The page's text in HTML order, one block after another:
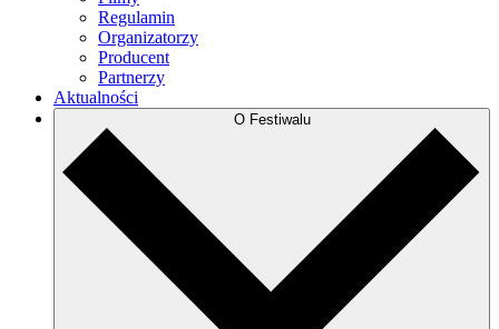
Regulamin
Organizatorzy
Producent
Partnerzy
Aktualności
O Festiwalu